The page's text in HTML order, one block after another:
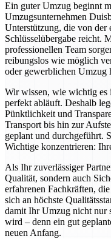
Ein guter Umzug beginnt
Umzugsunternehmen
Unterstützung, die von der
Schlüsselübergabe reicht.
professionellen Team
reibungslos wie möglich
oder gewerblichen Umzug
Wir wissen, wie wichtig es
perfekt abläuft. Deshalb
Pünktlichkeit und
Transport bis hin zur
geplant und durchgeführt.
Wichtige konzentrieren:
Als Ihr zuverlässiger
Qualität, sondern auch
erfahrenen Fachkräften,
sich an höchste
damit Ihr Umzug nicht nur
wird – denn ein gut
neuen Anfang.